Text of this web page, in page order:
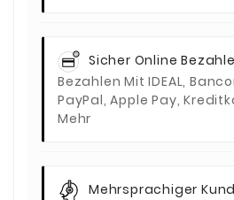
Sicher Online
Bezahlen Mit IDEAL,
PayPal, Apple Pay,
Mehr
Mehrsprachiger